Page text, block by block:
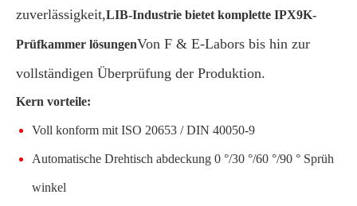
zuverlässigkeit,LIB-Industrie bietet komplette IPX9K-
Prüfkammer lösungenVon F & E-Labors bis hin zur
vollständigen Überprüfung der Produktion.
Kern vorteile:
Voll konform mit ISO 20653 / DIN 40050-9
Automatische Drehtisch abdeckung 0 °/30 °/60 °/90 ° Sprüh
winkel